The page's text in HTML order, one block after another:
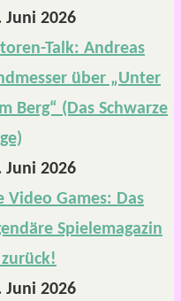
Juni 2026
Talk: Andreas
über „Unter
Berg“ (Das Schwarze
Juni 2026
Video Games: Das
Spielemagazin
Juni 2026